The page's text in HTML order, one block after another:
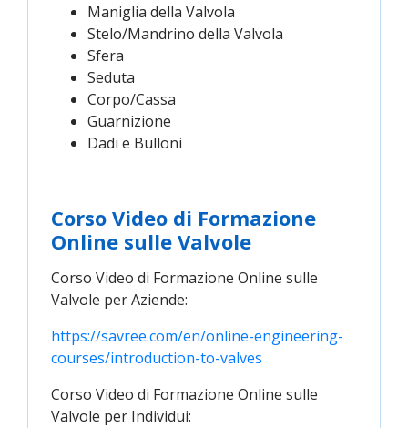
Maniglia della Valvola
Stelo/Mandrino della Valvola
Sfera
Seduta
Corpo/Cassa
Guarnizione
Dadi e Bulloni
Corso Video di Formazione
Online sulle Valvole
Corso Video di Formazione Online sulle
Valvole per Aziende:
https://savree.com/en/online-engineering-
courses/introduction-to-valves
Corso Video di Formazione Online sulle
Valvole per Individui: